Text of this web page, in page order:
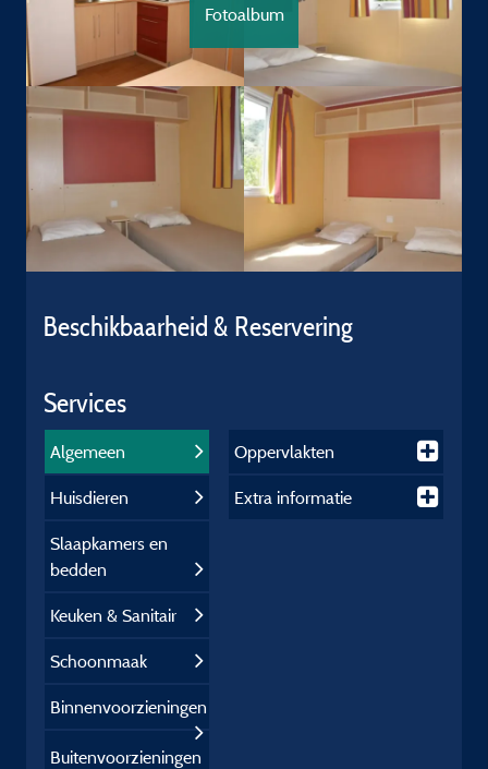
Fotoalbum
Beschikbaarheid & Reservering
Services
Algemeen
Huisdieren
Slaapkamers en
bedden
Keuken & Sanitair
Schoonmaak
Binnenvoorzieningen
Buitenvoorzieningen
Oppervlakten
Extra informatie